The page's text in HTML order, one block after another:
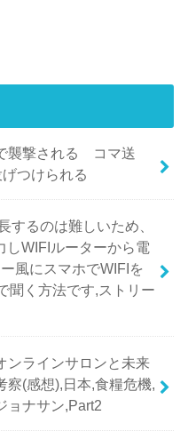
襲撃される コマ送
つけられる
するのは難しいため、
しWIFIルーターから電
風にスマホでWIFIを
聞く方法です,ストリー
ンラインサロンと未来
察(感想),日本,食糧危機,
ョナサン,Part2